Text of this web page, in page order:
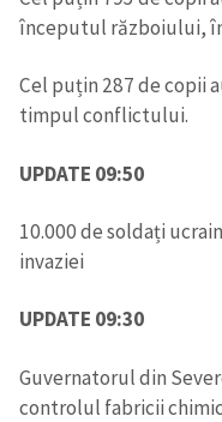
începutul războiului,
Cel puțin 287 de copii
timpul conflictului.
UPDATE 09:50
10.000 de soldați
invaziei
UPDATE 09:30
Guvernatorul din
controlul fabricii